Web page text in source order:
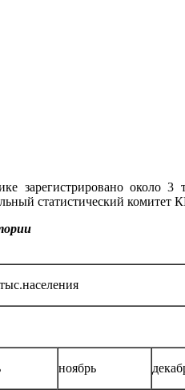
зарегистрировано около 3
статистический комитет
ноябрь